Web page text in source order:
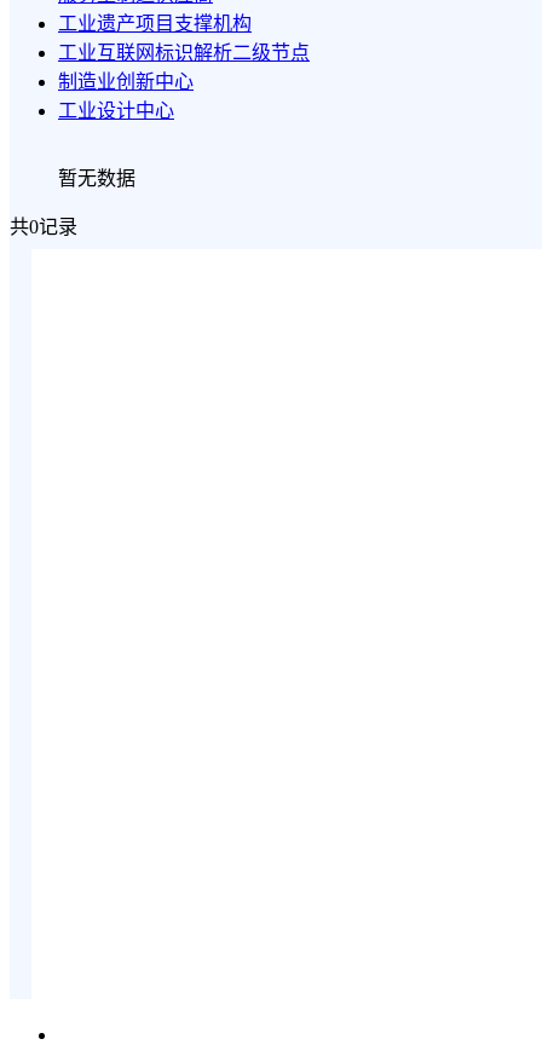
工业遗产项目支撑机构
工业互联网标识解析二级节点
制造业创新中心
工业设计中心
暂无数据
共0记录